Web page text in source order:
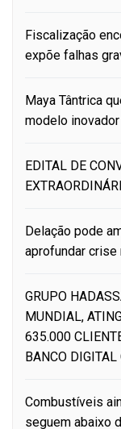
Fiscalização
expõe falhas
Maya Tântrica
modelo inovador
EDITAL DE
Delação pode
aprofundar
GRUPO
MUNDIAL,
635.000
BANCO
Combustíveis
seguem abaixo